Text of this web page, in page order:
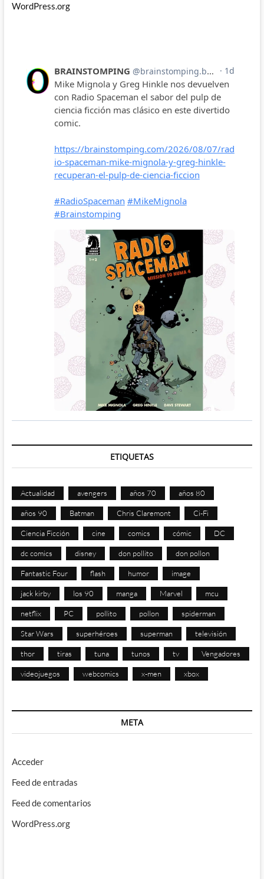
WordPress.org
ETIQUETAS
Actualidad avengers años 70 años 80
años 90 Batman Chris Claremont Ci-Fi
Ciencia Ficción cine comics cómic DC
dc comics disney don pollito don pollon
Fantastic Four flash humor image
jack kirby los 90 manga Marvel mcu
netflix PC pollito pollon spiderman
Star Wars superhéroes superman televisión
thor tiras tuna tunos tv Vengadores
videojuegos webcomics x-men xbox
META
Acceder
Feed de entradas
Feed de comentarios
WordPress.org